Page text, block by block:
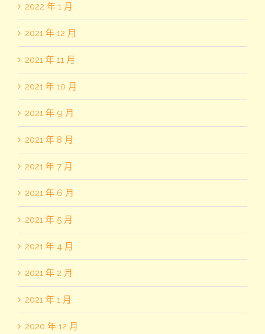
2022 年 1 月
2021 年 12 月
2021 年 11 月
2021 年 10 月
2021 年 9 月
2021 年 8 月
2021 年 7 月
2021 年 6 月
2021 年 5 月
2021 年 4 月
2021 年 2 月
2021 年 1 月
2020 年 12 月